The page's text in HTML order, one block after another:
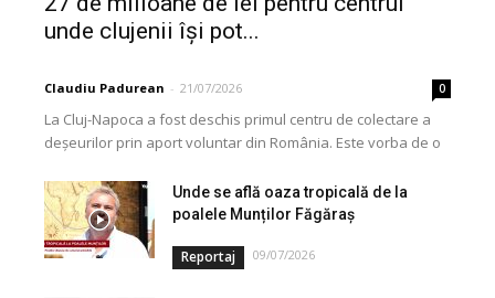
unde clujenii își pot...
Claudiu Padurean - 21/07/2026 0
La Cluj-Napoca a fost deschis primul centru de colectare a
deșeurilor prin aport voluntar din România. Este vorba de o
Unde se află oaza tropicală de la
poalele Munților Făgăraș
Reportaj 09/07/2026